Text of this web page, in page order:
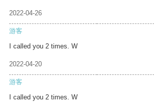
2022-04-26
游客
I called you 2 times. W
2022-04-20
游客
I called you 2 times. W